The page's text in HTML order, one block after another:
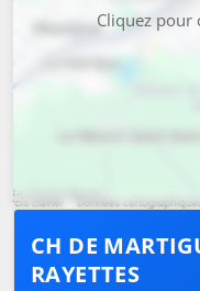
Cliquez pour
CH DE
RAYETTES